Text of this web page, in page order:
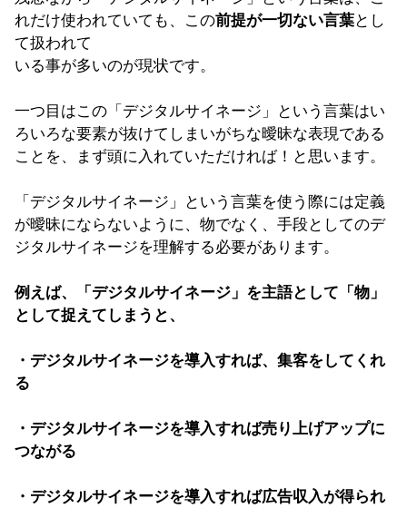
れだけ使われていても、この前提が一切ない言葉とし
て扱われて
いる事が多いのが現状です。
一つ目はこの「デジタルサイネージ」という言葉はい
ろいろな要素が抜けてしまいがちな曖昧な表現である
ことを、まず頭に入れていただければ！と思います。
「デジタルサイネージ」という言葉を使う際には定義
が曖昧にならないように、物でなく、手段としてのデ
ジタルサイネージを理解する必要があります。
例えば、「デジタルサイネージ」を主語として「物」
として捉えてしまうと、
・デジタルサイネージを導入すれば、集客をしてくれ
る
・デジタルサイネージを導入すれば売り上げアップに
つながる
・デジタルサイネージを導入すれば広告収入が得られ